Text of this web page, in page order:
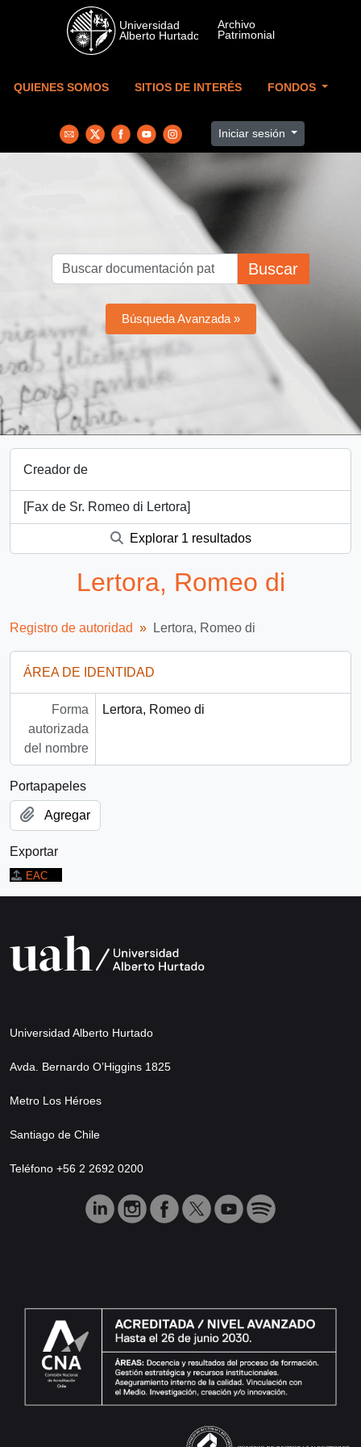
Skip to main content
QUIENES SOMOS SITIOS DE INTERÉS FONDOS
Iniciar sesión
Buscar
Búsqueda Avanzada »
Creador de
[Fax de Sr. Romeo di Lertora]
Explorar 1 resultados
Lertora, Romeo di
Registro de autoridad Lertora, Romeo di
ÁREA DE IDENTIDAD
Forma
autorizada
del nombre
Lertora, Romeo di
Portapapeles
Agregar
Exportar
EAC
Universidad Alberto Hurtado
Avda. Bernardo O’Higgins 1825
Metro Los Héroes
Santiago de Chile
Teléfono +56 2 2692 0200